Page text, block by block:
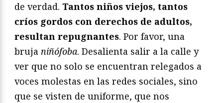
de verdad. Tantos niños viejos, tantos
críos gordos con derechos de adultos,
resultan repugnantes. Por favor, una
bruja niñófoba. Desalienta salir a la calle y
ver que no solo se encuentran relegados a
voces molestas en las redes sociales, sino
que se visten de uniforme, que nos